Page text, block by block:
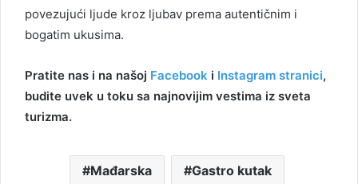
povezujući ljude kroz ljubav prema autentičnim i
bogatim ukusima.
Pratite nas i na našoj Facebook i Instagram stranici,
budite uvek u toku sa najnovijim vestima iz sveta
turizma.
Mađarska Gastro kutak